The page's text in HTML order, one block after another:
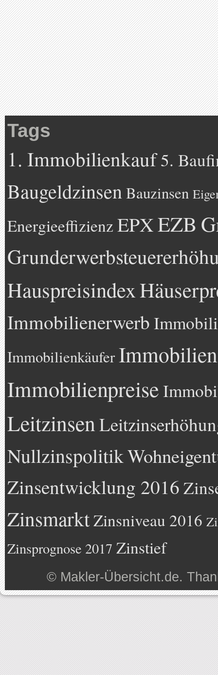
Tags
1. Immobilienkauf5.
BaugeldzinsenBauzinsen
Energieeffizienz EPXEZB
Hauspreisindex
Immobilienerwerb
Immobilienkäufer
Immobilienpreise
Leitzinsen
Nullzinspolitik
Zinsentwicklung 2016
Zinsmarkt Zinsniveau 2016
Zinsprognose 2017 Zinstief
© Makler-Übersicht.de.